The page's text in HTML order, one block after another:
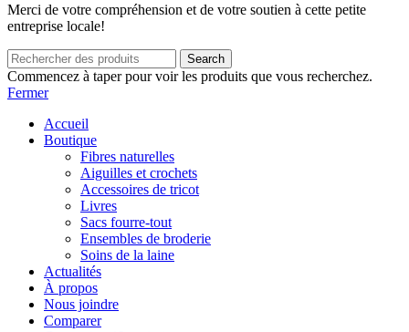
Merci de votre compréhension et de votre soutien à cette petite
entreprise locale!
Search
Commencez à taper pour voir les produits que vous recherchez.
Fermer
Accueil
Boutique
Fibres naturelles
Aiguilles et crochets
Accessoires de tricot
Livres
Sacs fourre-tout
Ensembles de broderie
Soins de la laine
Actualités
À propos
Nous joindre
Comparer